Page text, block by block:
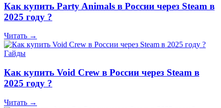
Как купить Party Animals в России через Steam в
2025 году ?
Читать →
Гайды
Как купить Void Crew в России через Steam в
2025 году ?
Читать →